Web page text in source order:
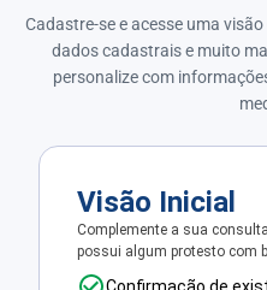
Cadastre-se e acesse uma
dados cadastrais e muito
personalize com
Visão Inicial
Complemente a sua
possui algum protesto com
Confirmação de